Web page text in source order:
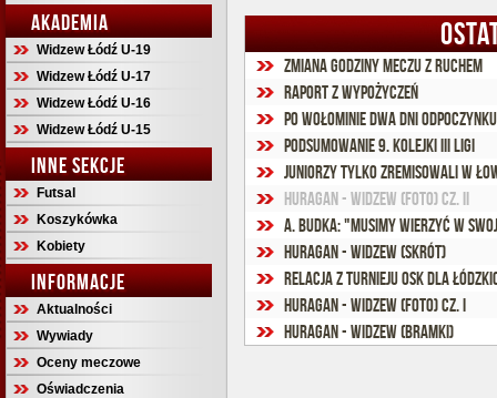
AKADEMIA
Widzew Łódź U-19
Widzew Łódź U-17
Widzew Łódź U-16
Widzew Łódź U-15
INNE SEKCJE
Futsal
Koszykówka
Kobiety
INFORMACJE
Aktualności
Wywiady
Oceny meczowe
Oświadczenia
Zmiana godziny meczu z Ruchem
Raport z wypożyczeń
Po Wołominie dwa dni odpoczynku
Podsumowanie 9. kolejki III ligi
Juniorzy tylko zremisowali w
Huragan - Widzew (foto) cz. II
A. Budka: "Musimy wierzyć w
Huragan - Widzew (skrót)
Relacja z turnieju OSK dla
Huragan - Widzew (foto) cz. I
Huragan - Widzew (bramki)